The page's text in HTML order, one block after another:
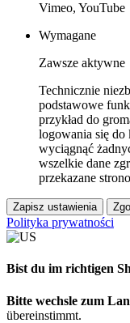
Vimeo, YouTube
Wymagane
Zawsze aktywne
Technicznie
podstawowe
przykład do
logowania się do
wyciągnąć
wszelkie dane
przekazane
Zapisz ustawienia
Polityka prywatności
Bist du im richtigen
Bitte wechsle zum
übereinstimmt.